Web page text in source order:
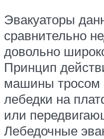
Эвакуаторы
сравнительно
довольно
Принцип
машины тросом
лебедки на
или
Лебедочные